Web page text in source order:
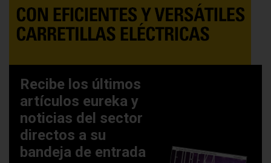
Recibe los últimos
artículos eureka y
noticias del sector
directos a su
bandeja de entrada